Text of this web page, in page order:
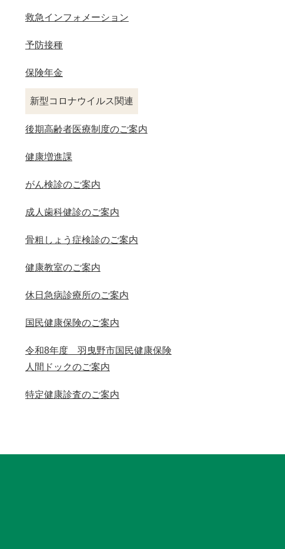
救急インフォメーション
予防接種
保険年金
新型コロナウイルス関連
後期高齢者医療制度のご案内
健康増進課
がん検診のご案内
成人歯科健診のご案内
骨粗しょう症検診のご案内
健康教室のご案内
休日急病診療所のご案内
国民健康保険のご案内
令和8年度 羽曳野市国民健康保険
人間ドックのご案内
特定健康診査のご案内